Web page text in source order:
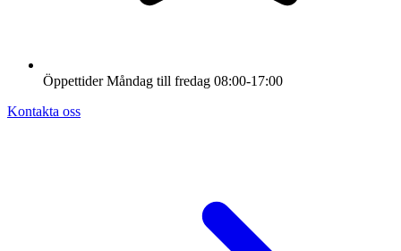
Öppettider Måndag till fredag 08:00-17:00
Kontakta oss